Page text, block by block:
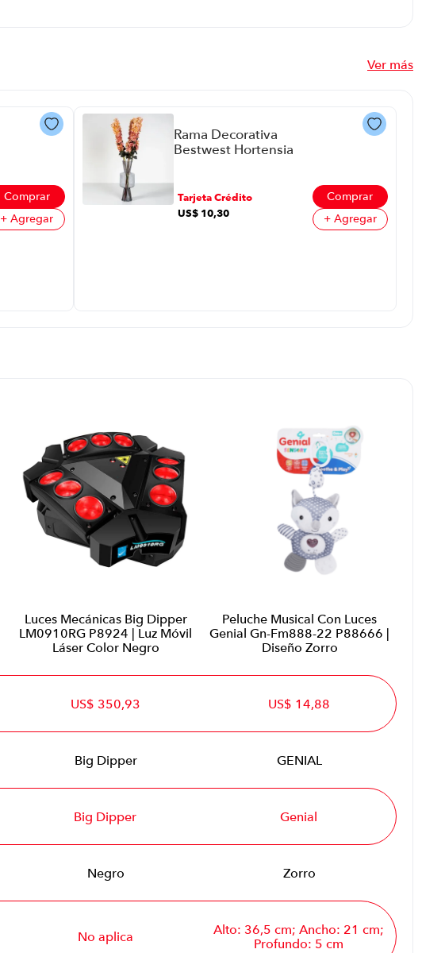
Ver más
Comprar
+ Agregar
Rama Decorativa
Bestwest Hortensia
Tarjeta Crédito
US$ 10,30
Comprar
+ Agregar
Luces Mecánicas Big Dipper
LM0910RG P8924 | Luz Móvil
Láser Color Negro
Peluche Musical Con Luces
Genial Gn-Fm888-22 P88666 |
Diseño Zorro
US$ 350,93 US$ 14,88
Big Dipper GENIAL
Big Dipper Genial
Negro Zorro
No aplica
Alto: 36,5 cm; Ancho: 21 cm;
Profundo: 5 cm